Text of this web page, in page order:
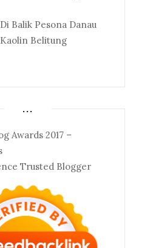
Di Balik Pesona Danau
Kaolin Belitung
...